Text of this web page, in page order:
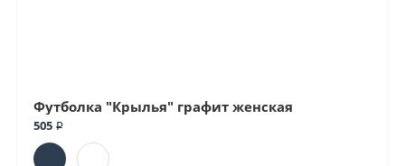
Футболка "Крылья" графит женская
505 ₽